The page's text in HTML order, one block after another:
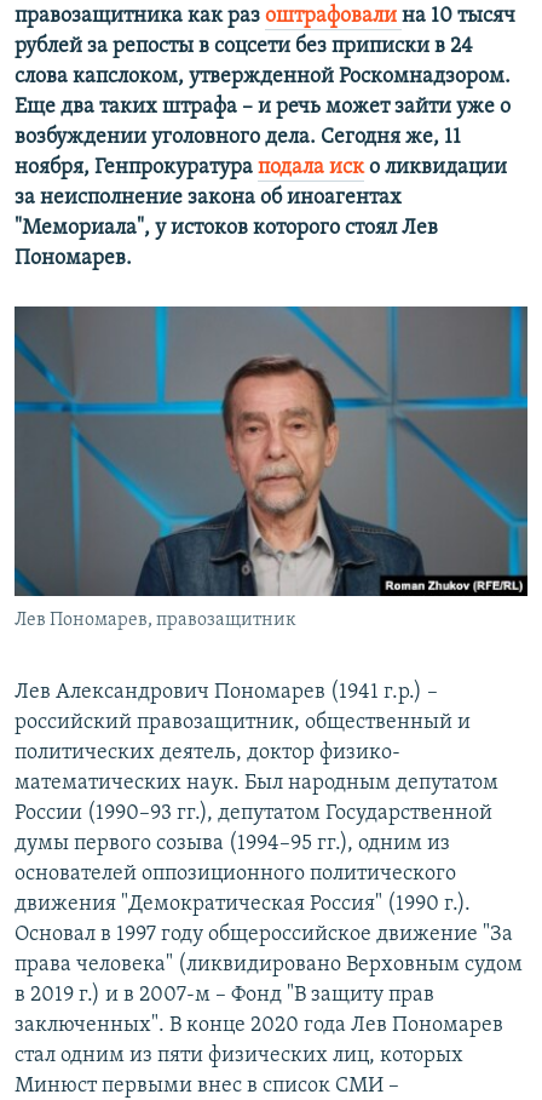
правозащитника как раз оштрафовали на 10 тысяч
рублей за репосты в соцсети без приписки в 24
слова капслоком, утвержденной Роскомнадзором.
Еще два таких штрафа – и речь может зайти уже о
возбуждении уголовного дела. Сегодня же, 11
ноября, Генпрокуратура подала иско ликвидации
за неисполнение закона об иноагентах
"Мемориала", у истоков которого стоял Лев
Пономарев.
Лев Пономарев, правозащитник
Лев Александрович Пономарев (1941 г.р.) –
российский правозащитник, общественный и
политических деятель, доктор физико-
математических наук. Был народным депутатом
России (1990–93 гг.), депутатом Государственной
думы первого созыва (1994–95 гг.), одним из
основателей оппозиционного политического
движения "Демократическая Россия" (1990 г.).
Основал в 1997 году общероссийское движение "За
права человека" (ликвидировано Верховным судом
в 2019 г.) и в 2007-м – Фонд "В защиту прав
заключенных". В конце 2020 года Лев Пономарев
стал одним из пяти физических лиц, которых
Минюст первыми внес в список СМИ –